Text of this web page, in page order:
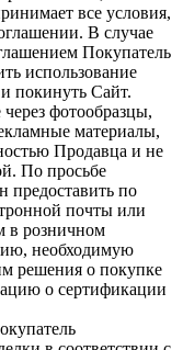
все условия,
В случае
Покупатель
использование
покинуть Сайт.
фотообразцы,
материалы,
Продавца и не
По просьбе
предоставить по
почты или
в розничном
необходимую
решения о покупке
о сертификации